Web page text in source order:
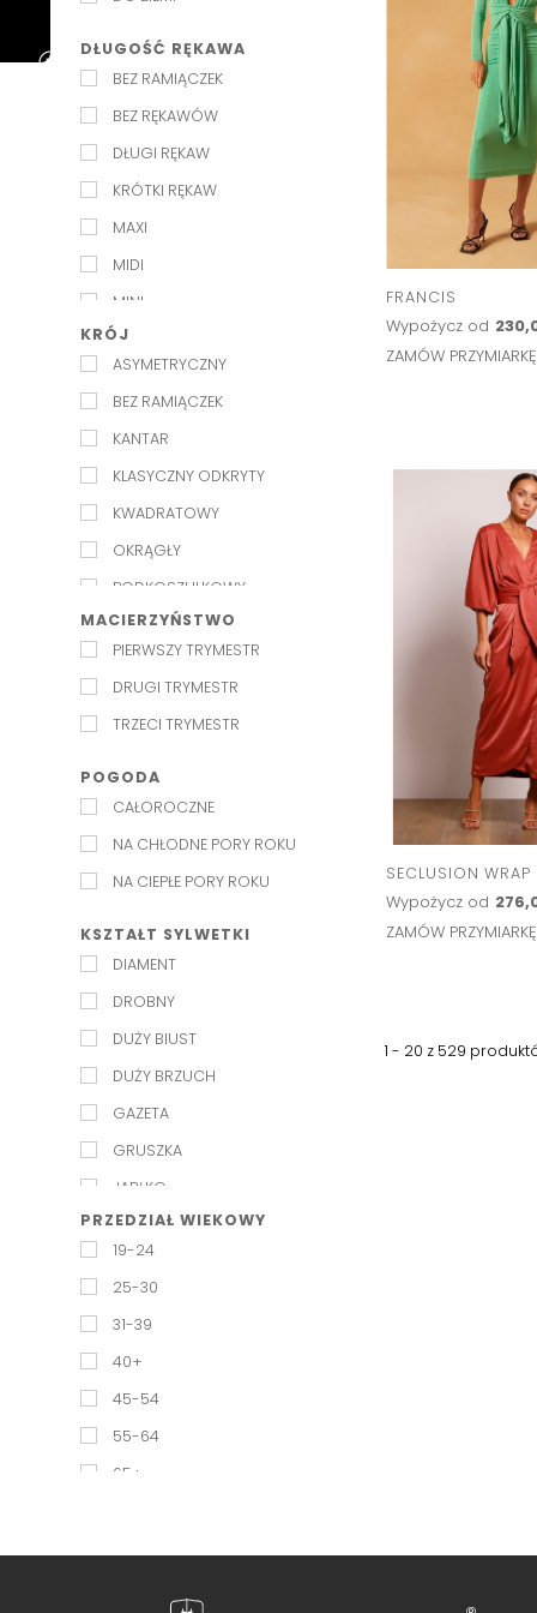
DŁUGOŚĆ RĘKAWA
BEZ RAMIĄCZEK
BEZ RĘKAWÓW
DŁUGI RĘKAW
KRÓTKI RĘKAW
MAXI
MIDI
MINI
NA RAMIĄCZKACH
PÓŁRĘKAWEK
RĘKAW 3/4
KRÓJ
ASYMETRYCZNY
BEZ RAMIĄCZEK
KANTAR
KLASYCZNY ODKRYTY
KWADRATOWY
OKRĄGŁY
PODKOSZULKOWY
SERDUSZKO
W SZPIC
W ŁÓDKĘ
WODA
Z KOŁNIERZYKIEM
ZE STÓJKĄ
MACIERZYŃSTWO
PIERWSZY TRYMESTR
DRUGI TRYMESTR
TRZECI TRYMESTR
POGODA
CAŁOROCZNE
NA CHŁODNE PORY ROKU
NA CIEPŁE PORY ROKU
KSZTAŁT SYLWETKI
DIAMENT
DROBNY
DUŻY BIUST
DUŻY BRZUCH
GAZETA
GRUSZKA
JABŁKO
KLEPSYDRA
KOLUMNA
PROSTOKĄT
ROŻEK
SPORTOWY
TRÓJKĄT
PRZEDZIAŁ WIEKOWY
19-24
25-30
31-39
40+
45-54
55-64
65+
FRANCIS
Wypożycz od
ZAMÓW PRZYMIARKĘ
SECLUSION WRAP
Wypożycz od
ZAMÓW PRZYMIARKĘ
1 - 20 z 529